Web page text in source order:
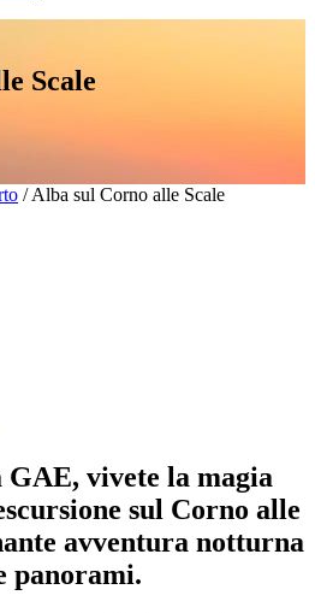
Scale
/Alba sul Corno alle Scale
GAE, vivete la magia
sul Corno alle
avventura notturna
panorami.